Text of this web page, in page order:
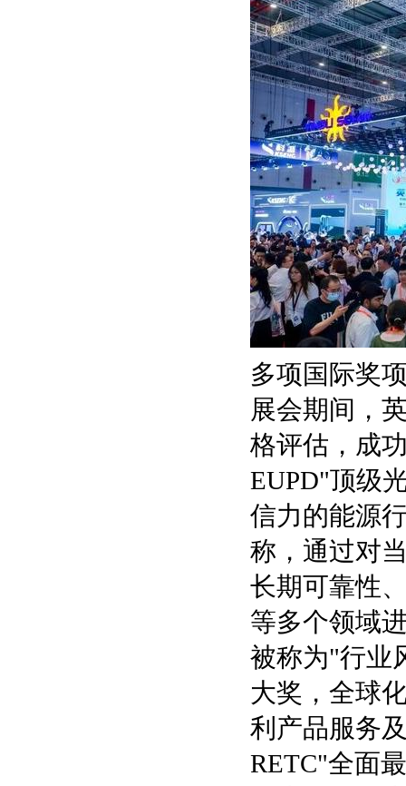
多项国际奖
展会期间，
格评估，成
EUPD"顶级
信力的能源
称，通过对
长期可靠性
等多个领域
被称为"行业
大奖，全球
利产品服务
RETC"全面